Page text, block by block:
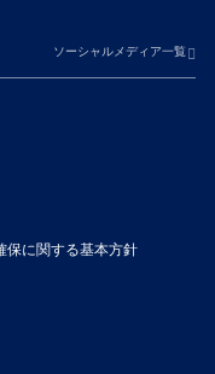
ソーシャルメディア一覧
保に関する基本方針